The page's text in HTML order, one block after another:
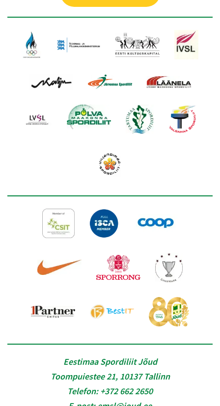
Eestimaa Spordiliit Jõud
Toompuiestee 21, 10137 Tallinn
Telefon: +372 662 2650